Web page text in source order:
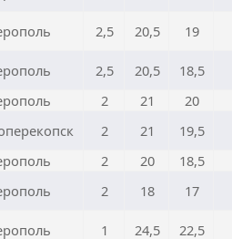
2,5 20,5 19
2,5 20,5 18,5
2 21 20
2 21 19,5
2 20 18,5
2 18 17
1 24,5 22,5